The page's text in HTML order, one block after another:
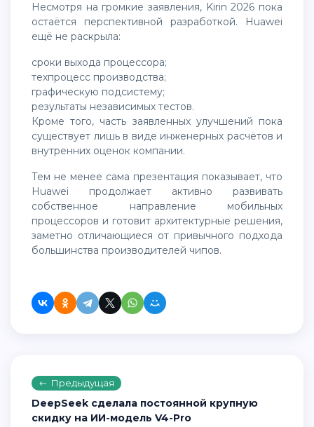
Несмотря на громкие заявления, Kirin 2026 пока
остаётся перспективной разработкой. Huawei
ещё не раскрыла:
сроки выхода процессора;
техпроцесс производства;
графическую подсистему;
результаты независимых тестов.
Кроме того, часть заявленных улучшений пока
существует лишь в виде инженерных расчётов и
внутренних оценок компании.
Тем не менее сама презентация показывает, что
Huawei продолжает активно развивать
собственное направление мобильных
процессоров и готовит архитектурные решения,
заметно отличающиеся от привычного подхода
большинства производителей чипов.
Предыдущая
DeepSeek сделала постоянной крупную
скидку на ИИ-модель V4-Pro